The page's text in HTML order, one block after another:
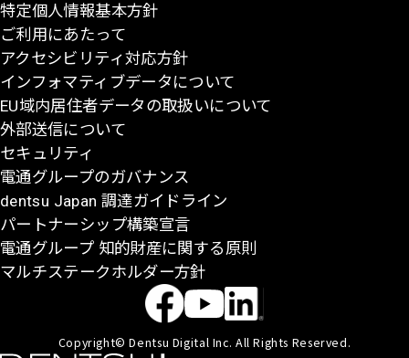
特定個人情報基本方針
ご利用にあたって
アクセシビリティ対応方針
インフォマティブデータについて
EU域内居住者データの取扱いについて
外部送信について
セキュリティ
電通グループのガバナンス
dentsu Japan 調達ガイドライン
パートナーシップ構築宣言
電通グループ 知的財産に関する原則
マルチステークホルダー方針
Copyright© Dentsu Digital Inc. All Rights Reserved.